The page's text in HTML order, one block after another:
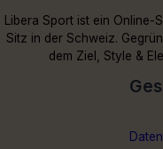
Libera Sport ist ein
Sitz in der Schweiz.
dem Ziel, Style &